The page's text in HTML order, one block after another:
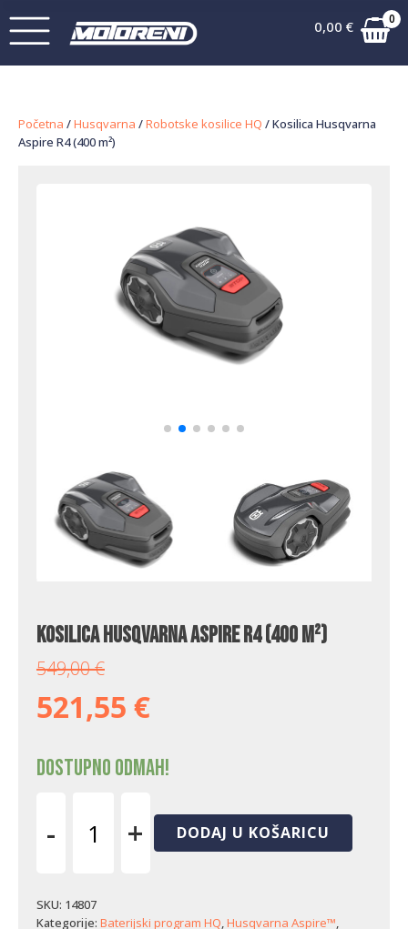
0,00 € 0
Početna /Husqvarna /Robotske kosilice HQ / Kosilica Husqvarna
Aspire R4 (400 m²)
Kosilica Husqvarna Aspire R4 (400 m²)
549,00€
521,55 €
Dostupno odmah!
-
R4
(400
+ DODAJ U KOŠARICU
SKU: 14807
Kategorije: Baterijski program HQ,Husqvarna Aspire™,